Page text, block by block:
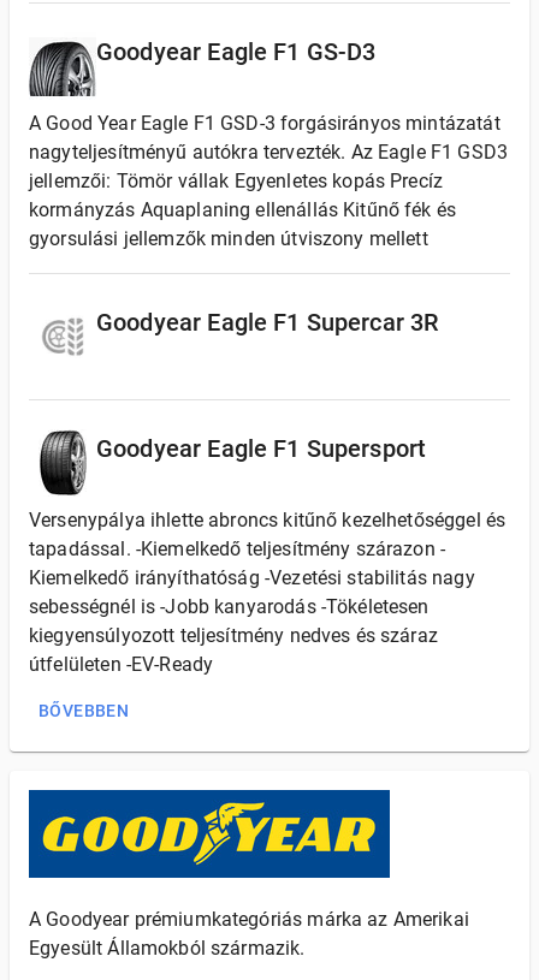
Goodyear Eagle F1 GS-D3
A Good Year Eagle F1 GSD-3 forgásirányos mintázatát
nagyteljesítményű autókra tervezték. Az Eagle F1 GSD3
jellemzői: Tömör vállak Egyenletes kopás Precíz
kormányzás Aquaplaning ellenállás Kitűnő fék és
gyorsulási jellemzők minden útviszony mellett
Goodyear Eagle F1 Supercar 3R
Goodyear Eagle F1 Supersport
Versenypálya ihlette abroncs kitűnő kezelhetőséggel és
tapadással. -Kiemelkedő teljesítmény szárazon -
Kiemelkedő irányíthatóság -Vezetési stabilitás nagy
sebességnél is -Jobb kanyarodás -Tökéletesen
kiegyensúlyozott teljesítmény nedves és száraz
útfelületen -EV-Ready
BŐVEBBEN
A Goodyear prémiumkategóriás márka az Amerikai
Egyesült Államokból származik.